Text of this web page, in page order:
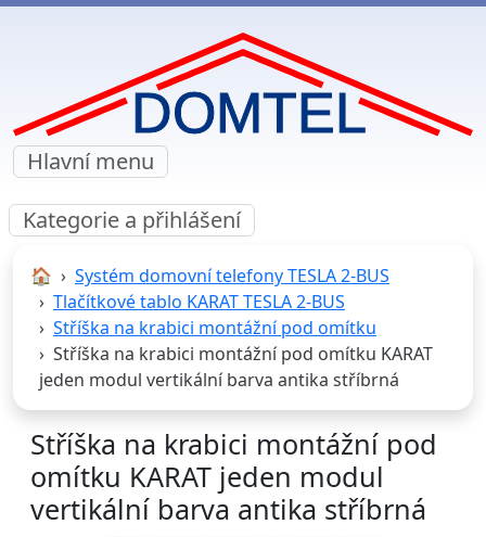
Hlavní menu
Kategorie a přihlášení
🏠︎
Systém domovní telefony TESLA 2-BUS
Tlačítkové tablo KARAT TESLA 2-BUS
Stříška na krabici montážní pod omítku
Stříška na krabici montážní pod omítku KARAT
jeden modul vertikální barva antika stříbrná
Stříška na krabici montážní pod
omítku KARAT jeden modul
vertikální barva antika stříbrná